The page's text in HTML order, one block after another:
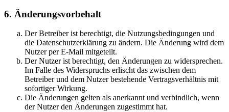
6. Änderungsvorbehalt
Der Betreiber ist berechtigt, die Nutzungsbedingungen und
die Datenschutzerklärung zu ändern. Die Änderung wird dem
Nutzer per E-Mail mitgeteilt.
Der Nutzer ist berechtigt, den Änderungen zu widersprechen.
Im Falle des Widerspruchs erlischt das zwischen dem
Betreiber und dem Nutzer bestehende Vertragsverhältnis mit
sofortiger Wirkung.
Die Änderungen gelten als anerkannt und verbindlich, wenn
der Nutzer den Änderungen zugestimmt hat.